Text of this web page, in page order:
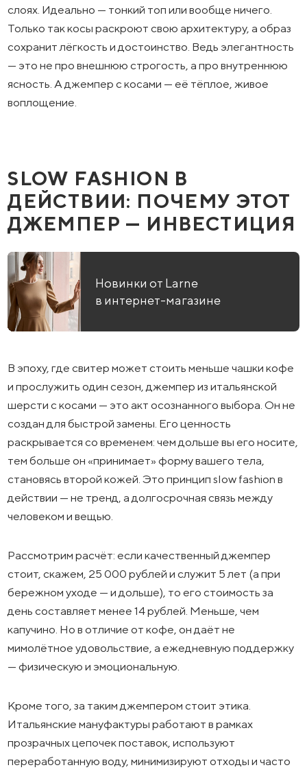
слоях. Идеально — тонкий топ или вообще ничего.
Только так косы раскроют свою архитектуру, а образ
сохранит лёгкость и достоинство. Ведь элегантность
— это не про внешнюю строгость, а про внутреннюю
ясность. А джемпер с косами — её тёплое, живое
воплощение.
SLOW FASHION В
ДЕЙСТВИИ: ПОЧЕМУ ЭТОТ
ДЖЕМПЕР — ИНВЕСТИЦИЯ
Новинки от Larne
в интернет-магазине
В эпоху, где свитер может стоить меньше чашки кофе
и прослужить один сезон, джемпер из итальянской
шерсти с косами — это акт осознанного выбора. Он не
создан для быстрой замены. Его ценность
раскрывается со временем: чем дольше вы его носите,
тем больше он «принимает» форму вашего тела,
становясь второй кожей. Это принцип slow fashion в
действии — не тренд, а долгосрочная связь между
человеком и вещью.
Рассмотрим расчёт: если качественный джемпер
стоит, скажем, 25 000 рублей и служит 5 лет (а при
бережном уходе — и дольше), то его стоимость за
день составляет менее 14 рублей. Меньше, чем
капучино. Но в отличие от кофе, он даёт не
мимолётное удовольствие, а ежедневную поддержку
— физическую и эмоциональную.
Кроме того, за таким джемпером стоит этика.
Итальянские мануфактуры работают в рамках
прозрачных цепочек поставок, используют
переработанную воду, минимизируют отходы и часто